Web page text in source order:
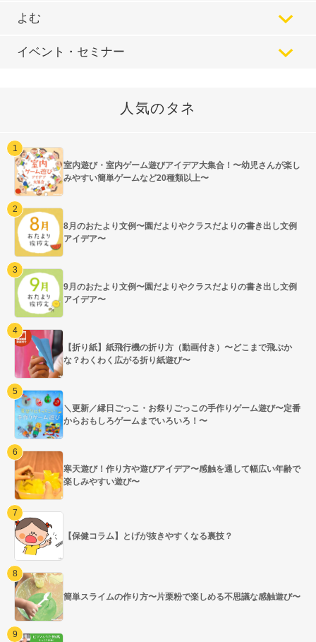
よむ
イベント・セミナー
人気のタネ
室内遊び・室内ゲーム遊びアイデア大集合！〜幼児さんが楽し
みやすい簡単ゲームなど20種類以上〜
8月のおたより文例〜園だよりやクラスだよりの書き出し文例
アイデア〜
9月のおたより文例〜園だよりやクラスだよりの書き出し文例
アイデア〜
【折り紙】紙飛行機の折り方（動画付き）〜どこまで飛ぶか
な？わくわく広がる折り紙遊び〜
＼更新／縁日ごっこ・お祭りごっこの手作りゲーム遊び〜定番
からおもしろゲームまでいろいろ！〜
寒天遊び！作り方や遊びアイデア〜感触を通して幅広い年齢で
楽しみやすい遊び〜
【保健コラム】とげが抜きやすくなる裏技？
簡単スライムの作り方〜片栗粉で楽しめる不思議な感触遊び〜